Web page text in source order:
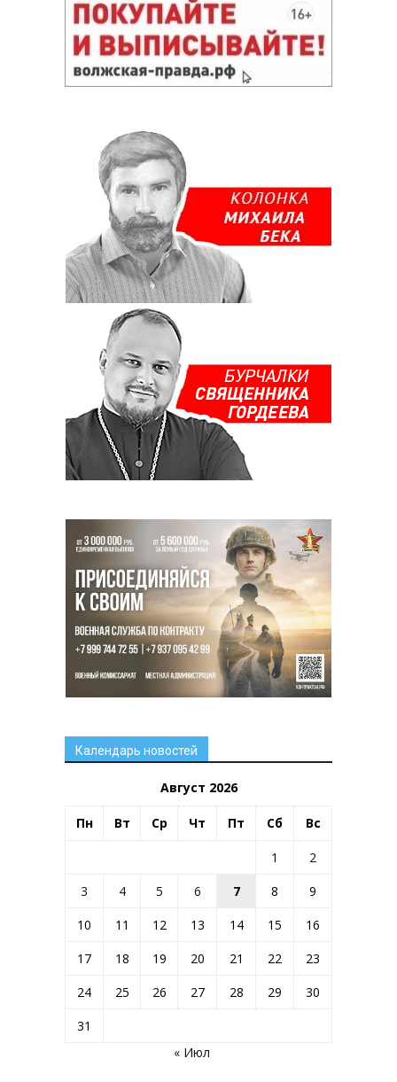
Календарь новостей
Август 2026
Пн Вт Ср Чт Пт Сб Вс
1
2
3
4 5 6 7 8
9
10
11 12 13 14 15
16
17
18 19 20 21 22
23
24
25 26 27 28 29
30
31
« Июл